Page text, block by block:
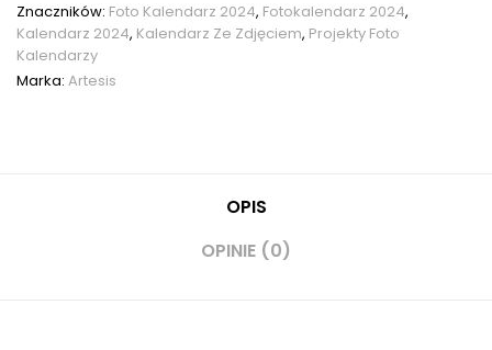
Znaczników: Foto Kalendarz 2024, Fotokalendarz 2024,
Kalendarz 2024, Kalendarz Ze Zdjęciem, Projekty Foto
Kalendarzy
Marka: Artesis
OPIS
OPINIE (0)